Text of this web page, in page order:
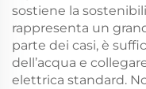
sostiene la
rappresenta un
parte dei casi, è
dell’acqua e
elettrica standard.